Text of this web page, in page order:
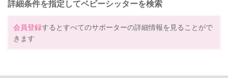
詳細条件を指定してベビーシッターを検索
会員登録するとすべてのサポーターの詳細情報を見ることがで
きます